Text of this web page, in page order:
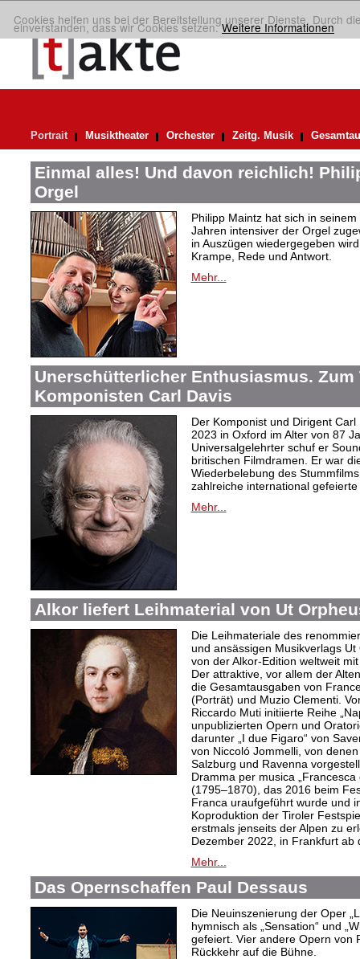
Cookies helfen uns bei der Bereitstellung unserer Dienste. Durch
einverstanden, dass wir Cookies setzen.Weitere Informationen
Portrait Musiktheater Orchester Zeitg. Musik
Einmal alles! Und davon reichlich!
Orgel
Philipp Maintz hat sich in
Jahren intensiver der Orgel
in Auszügen wiedergegeben
Krampe, Rede und Antwort.
Mehr...
Unerschütterlicher Enthusiasmus. Zum
Komponisten Carl Davis
Der Komponist und Dirigent
2023 in Oxford im Alter von 87
Universalgelehrter schuf er
britischen Filmdramen. Er war
Wiederbelebung des
zahlreiche international
Mehr...
Alkor liefert Leihmaterial von Ut
Die Leihmateriale des
und ansässigen Musikverlags
von der Alkor-Edition weltweit
Der attraktive, vor allem der
die Gesamtausgaben von
(Porträt) und Muzio Clementi.
Riccardo Muti initiierte Reihe
unpublizierten Opern und
darunter „I due Figaro“ von
von Niccoló Jommelli, von
Salzburg und Ravenna
Dramma per musica
(1795–1870), das 2016 beim
Franca uraufgeführt wurde und
Koproduktion der Tiroler
erstmals jenseits der Alpen zu
Dezember 2022, in Frankfurt ab
Mehr...
Das Opernschaffen Paul Dessaus
Die Neuinszenierung der Oper
hymnisch als „Sensation“ und
gefeiert. Vier andere Opern von
Rückkehr auf die Bühne.